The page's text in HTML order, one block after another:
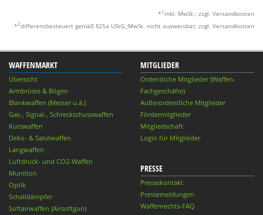
* 1 inkl. MwSt.; zzgl. Versandkosten
*2differenzbesteuert gemäß §25a UStG.;MwSt. nicht ausweisbar; zzgl. Versandkosten
WAFFENMARKT
Übersicht
Armbrüste & Bögen
Blankwaffen (Messer u.ä.)
Gas-, Signal-, Schreckschusswaffen
Kurzwaffen
Deko- & Salutwaffen
Langwaffen
Luftdruck- und CO2-Waffen
Munition
Optik
Schalldämpfer
Softairwaffen (Airsoftgun)
MITGLIEDER
Ordentliche Mitglieder (Waffen-
Fachgeschäfte)
Außerordentliche Mitglieder
Fördermitglieder
Mitgliedschaft
Login für Mitglieder
PRESSE
Pressekontakt
Pressemeldungen
Waffenrechts-FAQ